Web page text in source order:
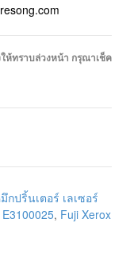
ห้ทราบล่วงหน้า กรุณาเช็ค
กปริ้นเตอร์ เลเซอร์
, Fuji Xerox